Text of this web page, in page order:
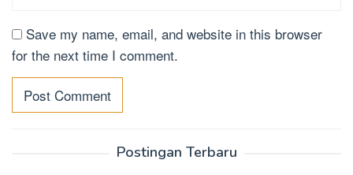
Save my name, email, and website in this browser
for the next time I comment.
Postingan Terbaru